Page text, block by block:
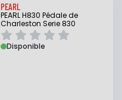
PEARL
PEARL H830 Pédale de
Charleston Serie 830
Disponible